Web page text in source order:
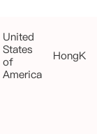
United
States
of
America